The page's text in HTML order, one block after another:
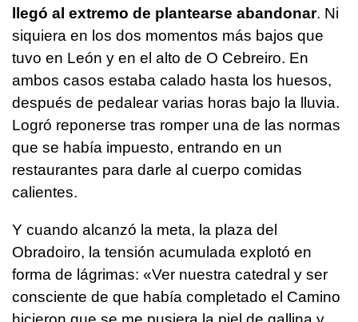
llegó al extremo de plantearse abandonar. Ni
siquiera en los dos momentos más bajos que
tuvo en León y en el alto de O Cebreiro. En
ambos casos estaba calado hasta los huesos,
después de pedalear varias horas bajo la lluvia.
Logró reponerse tras romper una de las normas
que se había impuesto, entrando en un
restaurantes para darle al cuerpo comidas
calientes.
Y cuando alcanzó la meta, la plaza del
Obradoiro, la tensión acumulada explotó en
forma de lágrimas: «Ver nuestra catedral y ser
consciente de que había completado el Camino